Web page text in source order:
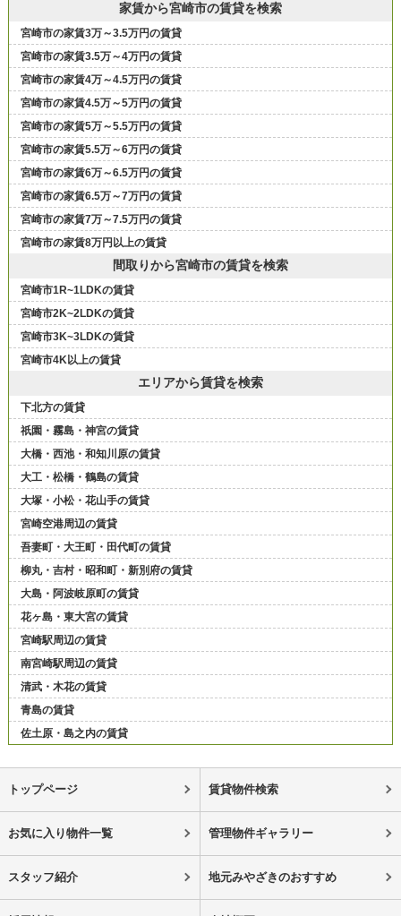
家賃から宮崎市の賃貸を検索
宮崎市の家賃3万～3.5万円の賃貸
宮崎市の家賃3.5万～4万円の賃貸
宮崎市の家賃4万～4.5万円の賃貸
宮崎市の家賃4.5万～5万円の賃貸
宮崎市の家賃5万～5.5万円の賃貸
宮崎市の家賃5.5万～6万円の賃貸
宮崎市の家賃6万～6.5万円の賃貸
宮崎市の家賃6.5万～7万円の賃貸
宮崎市の家賃7万～7.5万円の賃貸
宮崎市の家賃8万円以上の賃貸
間取りから宮崎市の賃貸を検索
宮崎市1R~1LDKの賃貸
宮崎市2K~2LDKの賃貸
宮崎市3K~3LDKの賃貸
宮崎市4K以上の賃貸
エリアから賃貸を検索
下北方の賃貸
祇園・霧島・神宮の賃貸
大橋・西池・和知川原の賃貸
大工・松橋・鶴島の賃貸
大塚・小松・花山手の賃貸
宮崎空港周辺の賃貸
吾妻町・大王町・田代町の賃貸
柳丸・吉村・昭和町・新別府の賃貸
大島・阿波岐原町の賃貸
花ヶ島・東大宮の賃貸
宮崎駅周辺の賃貸
南宮崎駅周辺の賃貸
清武・木花の賃貸
青島の賃貸
佐土原・島之内の賃貸
トップページ 賃貸物件検索
お気に入り物件一覧 管理物件ギャラリー
スタッフ紹介 地元みやざきのおすすめ